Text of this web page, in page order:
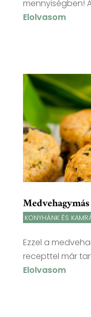
mennyiségben!
Elolvasom
KONYHÁNK ÉS
Ezzel a
recepttel már
Elolvasom